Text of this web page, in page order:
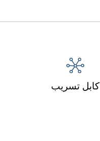
كابل تسريب